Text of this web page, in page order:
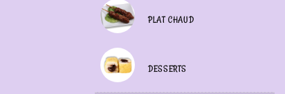
PLAT CHAUD
DESSERTS